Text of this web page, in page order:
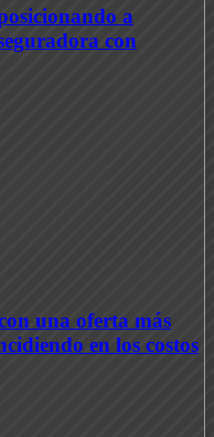
a
con
una oferta más
en los costos